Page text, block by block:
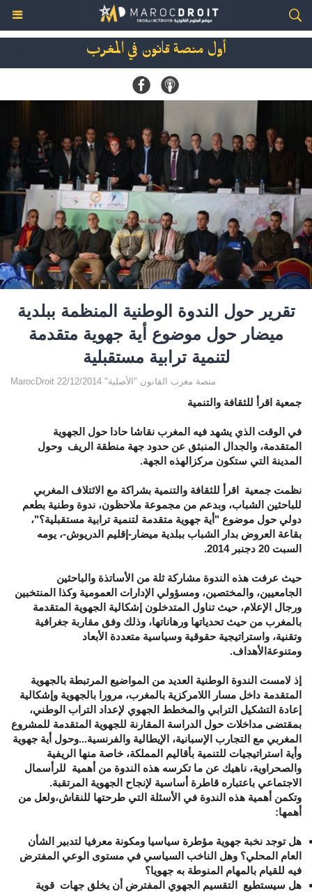
أول منصة قانون في المغرب
تقرير حول الندوة الوطنية المنظمة ببلدية
ميضار حول موضوع أية جهوية متقدمة
لتنمية ترابية مستقبلية‎
MarocDroit منصة مغرب القانون "الأصلية" 22/12/2014
جمعية اقرأ للثقافة والتنمية
في الوقت الذي يشهد فيه المغرب نقاشا حادا حول الجهوية
المتقدمة، والجدال المنبثق عن حدود جهة منطقة الريف وحول
المدينة التي ستكون مركزالهذه الجهة.
نظمت جمعية اقرأ للثقافة والتنمية بشراكة مع الائتلاف المغربي
للباحثين الشباب، وبدعم من مجموعة ملاحظون، ندوة وطنية بطعم
دولي حول موضوع "أية جهوية متقدمة لتنمية ترابية مستقبلية؟"،
بقاعة العروض بدار الشباب ببلدية ميضار-إقليم الدريوش-، يومه
السبت 20 دجنبر 2014.
حيث عرفت هذه الندوة مشاركة ثلة من الأساتذة والباحثين
الجامعيين، والمختصين، ومسؤولي الإدارات العمومية وكذا المنتخبين
ورجال الإعلام، حيث تناول المتدخلون إشكالية الجهوية المتقدمة
بالمغرب من حيث تحدياتها ورهاناتها، وذلك وفق مقاربة جغرافية
وتقنية، واستراتيجية حقوقية وسياسية متعددة الأبعاد
ومتنوعةالأهداف.
إذ لامست الندوة الوطنية العديد من المواضيع المرتبطة بالجهوية
المتقدمة داخل مسار اللامركزية بالمغرب، مرورا بالجهوية وإشكالية
إعادة التشكيل الترابي والمخطط الجهوي لإعداد التراب الوطني،
بمقتضى مداخلات حول الدراسة المقارنة للجهوية المتقدمة للمشروع
المغربي مع التجارب الإسبانية، الإيطالية والفرنسية...وحول أية جهوية
وأية استراتيجيات للتنمية بأقاليم المملكة، خاصة منها الريفية
والصحراوية، ناهيك عن ما تكرسه هذه الندوة من أهمية للرأسمال
الاجتماعي باعتباره قاطرة أساسية لإنجاح الجهوية المرتقبة.
وتكمن أهمية هذه الندوة في الأسئلة التي طرحتها للنقاش،ولعل من
أهمها:
هل توجد نخبة جهوية مؤطرة سياسيا ومكونة معرفيا لتدبير الشأن
العام المحلي؟ وهل الناخب السياسي في مستوى الوعي المفترض
فيه للقيام بالمهام المنوطة به جهويا؟
هل سيستطيع التقسيم الجهوي المفترض أن يخلق جهات قوية